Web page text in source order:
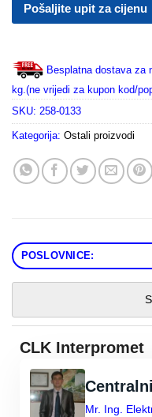
Pošaljite upit za cijenu
Besplatna dostava za
kg.(ne vrijedi za kupon kod/
SKU: 258-0133
Kategorija: Ostali proizvodi
POSLOVNICE:
CLK Interpromet
Mr. Ing.